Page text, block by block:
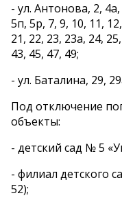
- ул. Антонова, 2,
5п, 5р, 7, 9, 10, 11,
21, 22, 23, 23а, 24,
43, 45, 47, 49;
- ул. Баталина, 29,
Под отключение
объекты:
- детский сад № 5
- филиал детского
52);